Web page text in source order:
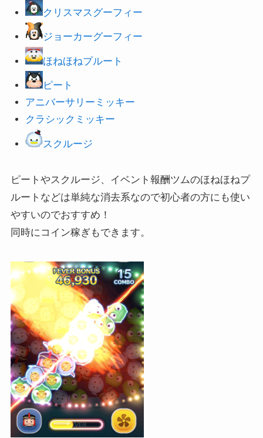
クリスマスグーフィー
ジョーカーグーフィー
ほねほねプルート
ピート
アニバーサリーミッキー
クラシックミッキー
スクルージ
ピートやスクルージ、イベント報酬ツムのほねほねプ
ルートなどは単純な消去系なので初心者の方にも使い
やすいのでおすすめ！
同時にコイン稼ぎもできます。